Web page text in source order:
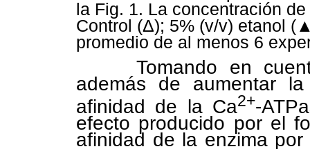
la Fig. 1. La concentración
Control (Δ); 5% (v/v) etanol
promedio de al menos 6
Tomando en cuenta
además de aumentar
afinidad de la Ca2+-
efecto producido por el
afinidad de la enzima